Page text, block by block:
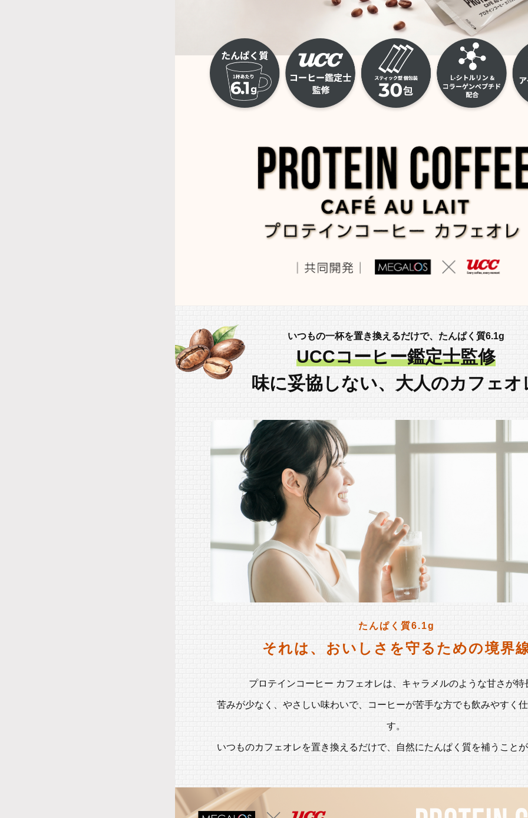
いつもの一杯を置き換えるだけで、たんぱく質6.1g
UCCコーヒー鑑定士監修
味に妥協しない、大人のカフェオ
たんぱく質6.1g
それは、おいしさを守るための境界
プロテインコーヒー カフェオレは、 キャラメルのような甘さが特
苦みが少なく、やさしい味わいで、コーヒーが苦手な方でも飲みやすく
す。
いつものカフェオレを置き換えるだけで、 自然にたんぱく質を補うこと